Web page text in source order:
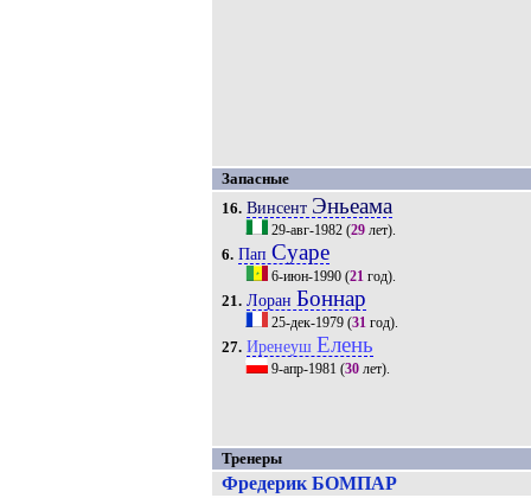
Запасные
16. Винсент Эньеама
29-авг-1982(29лет).
6. Пап Суаре
6-июн-1990(21год).
21. Лоран Боннар
25-дек-1979(31год).
27. Иренеуш Елень
9-апр-1981 (30лет).
Тренеры
Фредерик БОМПАР